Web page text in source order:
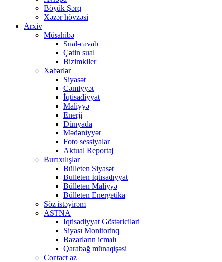
Böyük Şərq
Xəzər hövzəsi
Arxiv
Müsahibə
Sual-cavab
Çətin sual
Bizimkiler
Xəbərlər
Siyasət
Cəmiyyət
İqtisadiyyat
Maliyyə
Enerji
Dünyada
Mədəniyyət
Foto sessiyalar
Aktual Reportaj
Buraxılışlar
Bülleten Siyasət
Bülleten İqtisadiyyat
Bülleten Maliyyə
Bülleten Energetika
Söz istəyirəm
ASTNA
İqtisadiyyat Göstəriciləri
Siyası Monitorinq
Bazarların icmalı
Qarabağ münaqişəsi
Contact az